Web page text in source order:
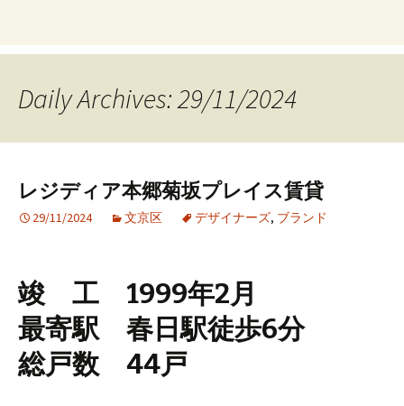
Daily Archives: 29/11/2024
レジディア本郷菊坂プレイス賃貸
29/11/2024 文京区 デザイナーズ, ブランド
竣 工 1999年2月
最寄駅 春日駅徒歩6分
総戸数 44戸